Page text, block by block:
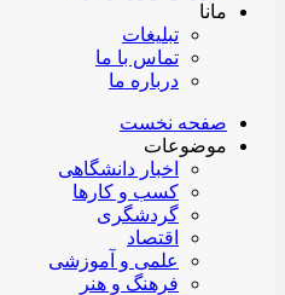
مانا
تبلیغات
تماس با ما
درباره ما
صفحه نخست
موضوعات
اخبار دانشگاهی
کسب و کارها
گردشگری
اقتصاد
علمی و آموزشی
فرهنگ و هنر